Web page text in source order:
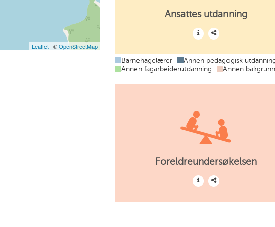
Leaflet | ©OpenStreetMap
Ansattes utdanning
Barnehagelærer Annen pedagogisk
Annen fagarbeiderutdanning
Annen bakgrunn
Foreldreundersøkelsen